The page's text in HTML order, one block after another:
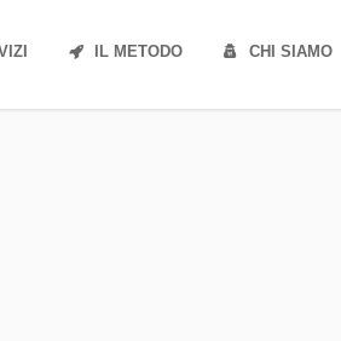
IL METODO CHI SIAMO